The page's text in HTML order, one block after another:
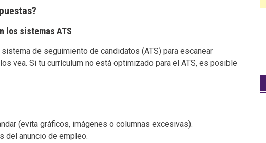
los sistemas ATS
de seguimiento de candidatos (ATS) para escanear
vea. Si tu currículum no está optimizado para el ATS, es posible
(evita gráficos, imágenes o columnas excesivas).
del anuncio de empleo.